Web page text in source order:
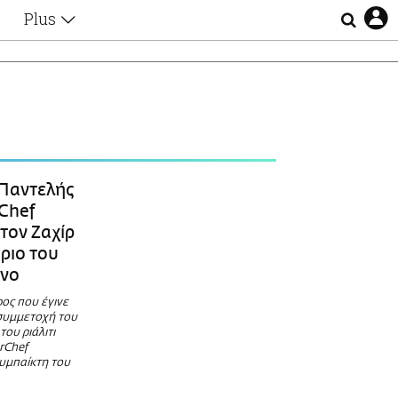
Plus
Οι Αθηναίοι
Απώλειες
Lgbtqi+
Επιλογές
Ζαχίρ
του
που έγινε
του
ριάλιτι
του